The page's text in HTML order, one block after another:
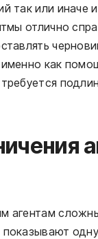
так или иначе
отлично
как
агентам